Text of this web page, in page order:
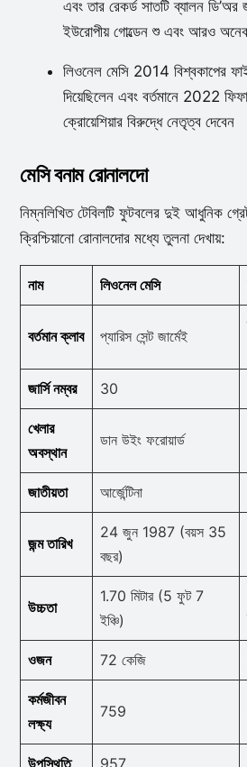
এবং তার রেকর্ড সাতটি ব্যালন
ইউরোপীয় গোল্ডেন শু এবং আরও
লিওনেল মেসি 2014 বিশ্বকাপের
দিয়েছিলেন এবং বর্তমানে 2022
ক্রোয়েশিয়ার বিরুদ্ধে নেতৃত্ব দেবেন
মেসি বনাম রোনালদো
নিম্নলিখিত টেবিলটি ফুটবলের দুই আধুনিক
ক্রিশ্চিয়ানো রোনালদোর মধ্যে তুলনা দেখায়:
নাম লিওনেল মেসি
বর্তমান ক্লাব প্যারিস সেন্ট জার্মেই
জার্সি নম্বর 30
খেলার
অবস্থান
ডান উইং ফরোয়ার্ড
জাতীয়তা আর্জেন্টিনা
জন্ম তারিখ
24 জুন 1987 (বয়স 35
বছর)
উচ্চতা
1.70 মিটার (5 ফুট 7
ইঞ্চি)
ওজন 72 কেজি
কর্মজীবন
লক্ষ্য
759
উপস্থিতি 957